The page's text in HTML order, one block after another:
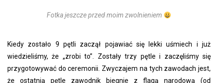
Fotka jeszcze przed moim zwolnieniem
Kiedy zostało 9 pętli zaczął pojawiać się lekki uśmiech i już
wiedzieliśmy, że „zrobi to”. Zostały trzy pętle i zaczęliśmy się
przygotowywać do ceremonii. Zwyczajem na tych zawodach jest,
że ostatnią pętle zawodnik biegnie z flagą narodową (od